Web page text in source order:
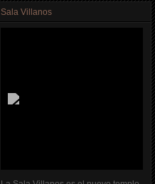
Sala Villanos